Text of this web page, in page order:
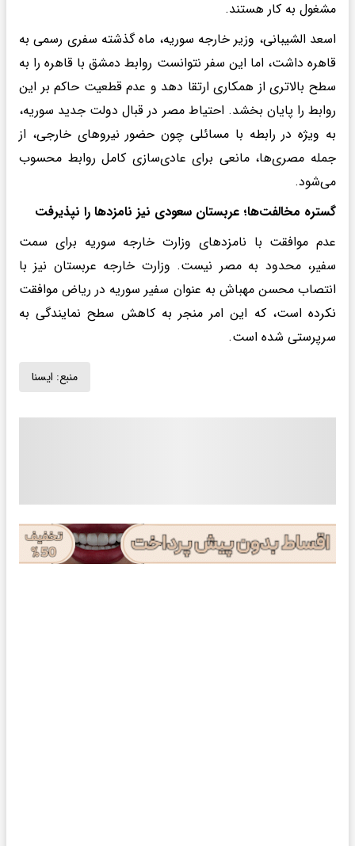
مشغول به کار هستند.
اسعد الشیبانی، وزیر خارجه سوریه، ماه گذشته سفری رسمی به
قاهره داشت، اما این سفر نتوانست روابط دمشق با قاهره را به
سطح بالاتری از همکاری ارتقا دهد و عدم قطعیت حاکم بر این
روابط را پایان بخشد. احتیاط مصر در قبال دولت جدید سوریه،
به ویژه در رابطه با مسائلی چون حضور نیروهای خارجی، از
جمله مصری‌ها، مانعی برای عادی‌سازی کامل روابط محسوب
می‌شود.
گستره مخالفت‌ها؛ عربستان سعودی نیز نامزدها را نپذیرفت
عدم موافقت با نامزدهای وزارت خارجه سوریه برای سمت
سفیر، محدود به مصر نیست. وزارت خارجه عربستان نیز با
انتصاب محسن مهباش به عنوان سفیر سوریه در ریاض موافقت
نکرده است، که این امر منجر به کاهش سطح نمایندگی به
سرپرستی شده است.
منبع: ايسنا